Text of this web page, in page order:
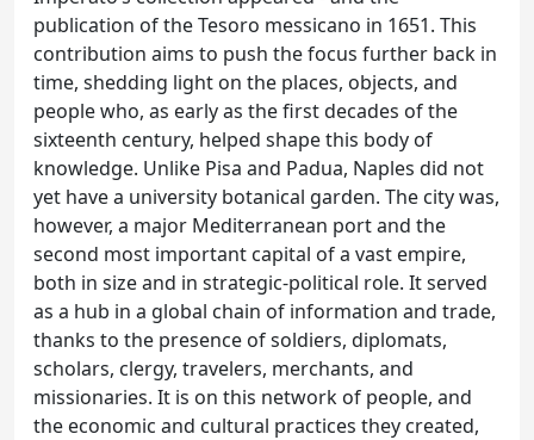
publication of the Tesoro messicano in 1651. This
contribution aims to push the focus further back in
time, shedding light on the places, objects, and
people who, as early as the first decades of the
sixteenth century, helped shape this body of
knowledge. Unlike Pisa and Padua, Naples did not
yet have a university botanical garden. The city was,
however, a major Mediterranean port and the
second most important capital of a vast empire,
both in size and in strategic-political role. It served
as a hub in a global chain of information and trade,
thanks to the presence of soldiers, diplomats,
scholars, clergy, travelers, merchants, and
missionaries. It is on this network of people, and
the economic and cultural practices they created,